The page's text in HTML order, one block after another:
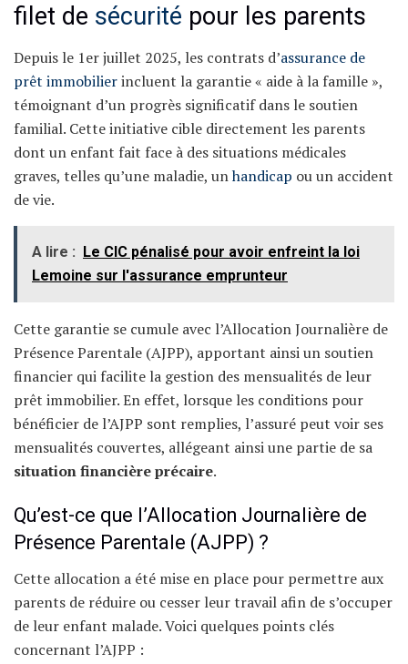
filet de sécurité pour les parents
Depuis le 1er juillet 2025, les contrats d’assurance de
prêt immobilierincluent la garantie « aide à la famille »,
témoignant d’un progrès significatif dans le soutien
familial. Cette initiative cible directement les parents
dont un enfant fait face à des situations médicales
graves, telles qu’une maladie, unhandicap ou un accident
de vie.
A lire : Le CIC pénalisé pour avoir enfreint la loi
Lemoine sur l'assurance emprunteur
Cette garantie se cumule avec l’Allocation Journalière de
Présence Parentale (AJPP), apportant ainsi un soutien
financier qui facilite la gestion des mensualités de leur
prêt immobilier. En effet, lorsque les conditions pour
bénéficier de l’AJPP sont remplies, l’assuré peut voir ses
mensualités couvertes, allégeant ainsi une partie de sa
situation financière précaire.
Qu’est-ce que l’Allocation Journalière de
Présence Parentale (AJPP) ?
Cette allocation a été mise en place pour permettre aux
parents de réduire ou cesser leur travail afin de s’occuper
de leur enfant malade. Voici quelques points clés
concernant l’AJPP :